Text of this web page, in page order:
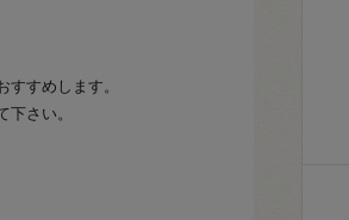
すすめします。
下さい。